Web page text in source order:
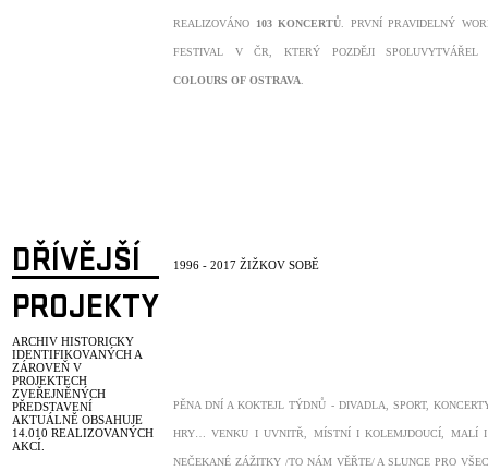
DŘÍVĚJŠÍ
PROJEKTY
ARCHIV HISTORICKY
IDENTIFIKOVANÝCH A
ZÁROVEŇ V
PROJEKTECH
ZVEŘEJNĚNÝCH
PŘEDSTAVENÍ
AKTUÁLNĚ OBSAHUJE
14.010 REALIZOVANÝCH
AKCÍ.
REALIZOVÁNO 103 KONCERTŮ . PRVNÍ PRAVIDELNÝ
FESTIVAL V ČR, KTERÝ POZDĚJI SPOLUVYTVÁŘEL
COLOURS OF OSTRAVA
1996 - 2017 ŽIŽKOV SOBĚ
PĚNA DNÍ A KOKTEJL TÝDNŮ - DIVADLA, SPORT,
HRY… VENKU I UVNITŘ, MÍSTNÍ I KOLEMJDOUCÍ,
NEČEKANÉ ZÁŽITKY /TO NÁM VĚŘTE/ A SLUNCE PRO